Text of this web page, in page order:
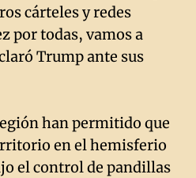
cárteles y redes
por todas, vamos a
Trump ante sus
han permitido que
en el hemisferio
el control de pandillas